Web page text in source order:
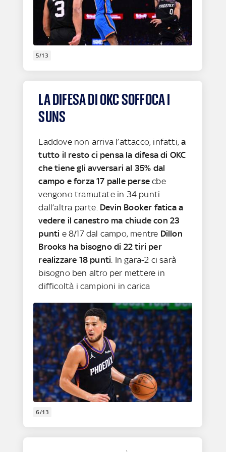
5/13
LA DIFESA DI OKC SOFFOCA I
SUNS
Laddove non arriva l’attacco, infatti,a
tutto il resto ci pensa la difesa di OKC
che tiene gli avversari al 35% dal
campo e forza 17 palle perse cbe
vengono tramutate in 34 punti
dall’altra parte. Devin Booker fatica a
vedere il canestro ma chiude con 23
punti e 8/17 dal campo, mentre Dillon
Brooks ha bisogno di 22 tiri per
realizzare 18 punti . In gara-2 ci sarà
bisogno ben altro per mettere in
difficoltà i campioni in carica
6/13